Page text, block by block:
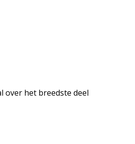
over het breedste deel